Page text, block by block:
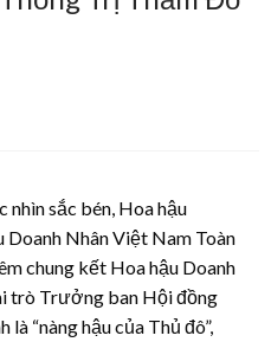
nhìn sắc bén, Hoa hậu
Doanh Nhân Việt Nam Toàn
chung kết Hoa hậu Doanh
trò Trưởng ban Hội đồng
“nàng hậu của Thủ đô”,